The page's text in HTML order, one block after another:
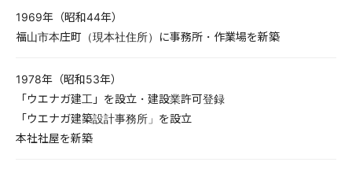
1969年（昭和44年）
福山市本庄町（現本社住所）に事務所・作業場を新築
1978年（昭和53年）
「ウエナガ建工」を設立・建設業許可登録
「ウエナガ建築設計事務所」を設立
本社社屋を新築